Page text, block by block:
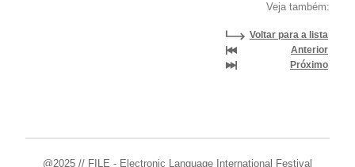
Veja também:
Voltar para a lista
Anterior
Próximo
@2025 // FILE - Electronic Language International Festival